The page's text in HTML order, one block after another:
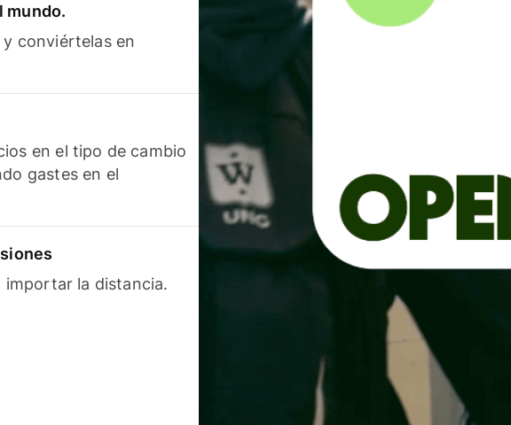
mundo.
conviértelas en
en el tipo de cambio
gastes en el
importar la distancia.